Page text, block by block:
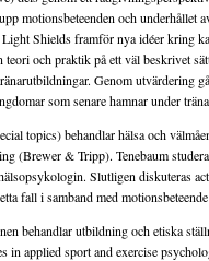
motionsbeteenden och underhållet
Shields framför nya idéer kring
teori och praktik på ett väl beskrivet
Genom utvärdering
som senare hamnar under
topics) behandlar hälsa och
(Brewer & Tripp). Tenebaum
Slutligen diskuteras
fall i samband med
behandlar utbildning och etiska
in applied sport and exercise